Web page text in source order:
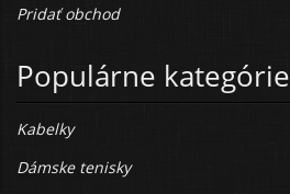
Pridať obchod
Populárne kategórie
Kabelky
Dámske tenisky